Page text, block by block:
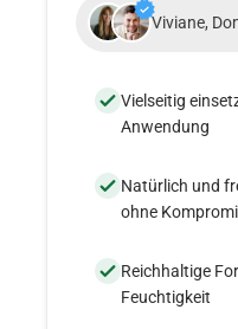
Viviane,
Vielseitig
Anwendung
Natürlich und
ohne
Reichhaltige
Feuchtigkeit